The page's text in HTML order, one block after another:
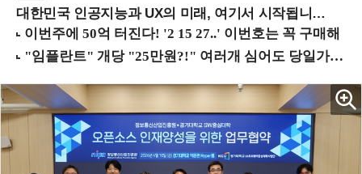
대한민국 인공지능과 UX의 미래, 여기서 시작됩니다! (9/2 강남역)